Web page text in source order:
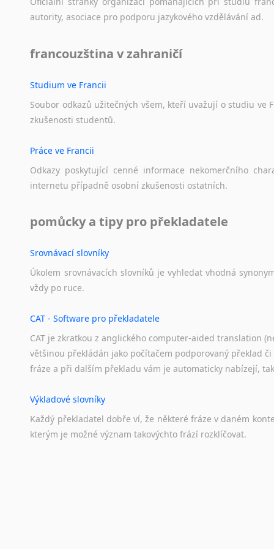
autority, asociace pro podporu jazykového vzdělávání ad.
francouzština v zahraničí
Studium ve Francii
Soubor odkazů užitečných všem, kteří uvažují o studiu ve
zkušenosti studentů.
Práce ve Francii
Odkazy poskytující cenné informace nekomerčního
internetu případně osobní zkušenosti ostatních.
pomůcky a tipy pro překladatele
Srovnávací slovníky
Úkolem srovnávacích slovníků je vyhledat vhodná
vždy po ruce.
CAT - Software pro překladatele
CAT je zkratkou z anglického computer-aided translation
většinou překládán jako počítačem podporovaný překlad
fráze a při dalším překladu vám je automaticky nabízejí,
Výkladové slovníky
Každý překladatel dobře ví, že některé fráze v daném
kterým je možné význam takovýchto frází rozklíčovat.